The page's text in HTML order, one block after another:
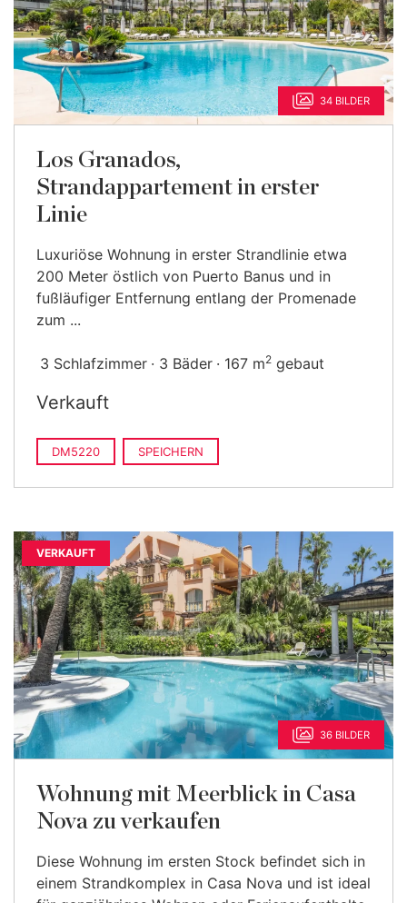
34 BILDER
Los Granados,
Strandappartement in erster
Linie
Luxuriöse Wohnung in erster Strandlinie etwa
200 Meter östlich von Puerto Banus und in
fußläufiger Entfernung entlang der Promenade
zum ...
3 Schlafzimmer 3 Bäder 167 m2 gebaut
Verkauft
DM5220 SPEICHERN
VERKAUFT
36 BILDER
Wohnung mit Meerblick in Casa
Nova zu verkaufen
Diese Wohnung im ersten Stock befindet sich in
einem Strandkomplex in Casa Nova und ist ideal